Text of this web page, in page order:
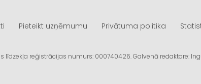
Pieteikt uzņēmumu Privātuma politika
reģistrācijas numurs: 000740426. Galvenā redaktore: